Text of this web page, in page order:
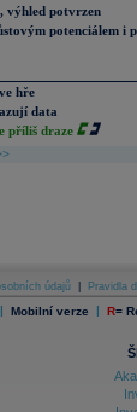
výhled potvrzen
potenciálem i
hře
data
příliš draze
údajů Pravidla
| Mobilní verze | R=